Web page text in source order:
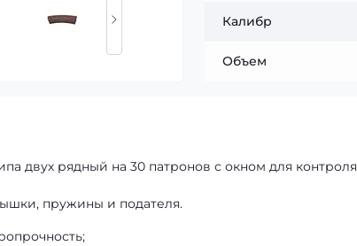
Калибр
Объем
двух рядный на 30 патронов с окном для контроля
пружины и подателя.